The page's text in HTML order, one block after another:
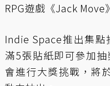
RPG遊戲《Jack Move
Indie Space推出集
滿5張貼紙即可參加
會進行大獎挑戰，將